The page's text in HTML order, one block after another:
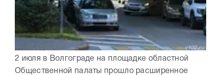
2 июля в Волгограде на площадке областной
Общественной палаты прошло расширенное